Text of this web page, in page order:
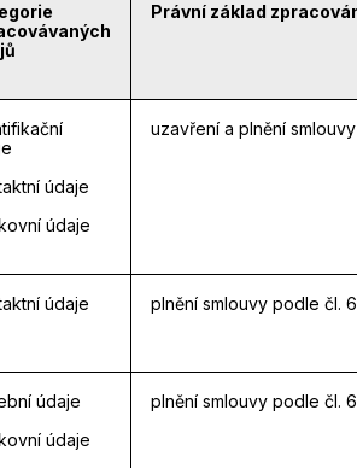
Právní základ
údaje
údaje
uzavření a plnění
údaje plnění smlouvy podle čl.
údaje
údaje
plnění smlouvy podle čl.